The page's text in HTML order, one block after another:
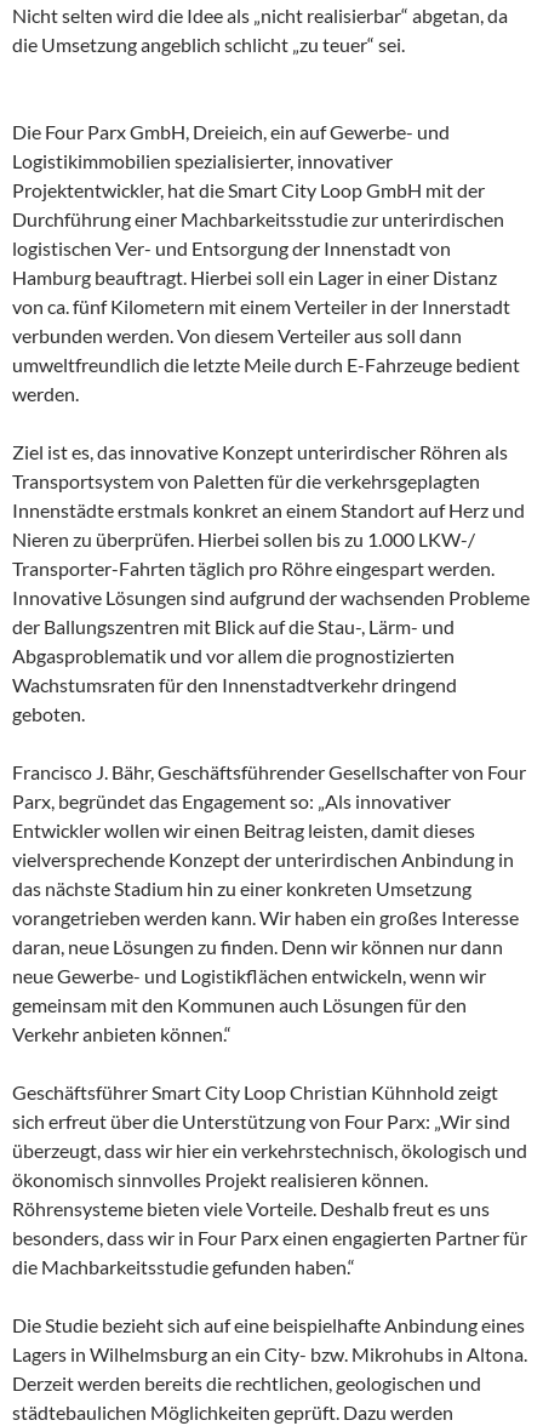
Nicht selten wird die Idee als „nicht realisierbar“ abgetan, da
die Umsetzung angeblich schlicht „zu teuer“ sei.
Die Four Parx GmbH, Dreieich, ein auf Gewerbe- und
Logistikimmobilien spezialisierter, innovativer
Projektentwickler, hat die Smart City Loop GmbH mit der
Durchführung einer Machbarkeitsstudie zur unterirdischen
logistischen Ver- und Entsorgung der Innenstadt von
Hamburg beauftragt. Hierbei soll ein Lager in einer Distanz
von ca. fünf Kilometern mit einem Verteiler in der Innerstadt
verbunden werden. Von diesem Verteiler aus soll dann
umweltfreundlich die letzte Meile durch E-Fahrzeuge bedient
werden.
Ziel ist es, das innovative Konzept unterirdischer Röhren als
Transportsystem von Paletten für die verkehrsgeplagten
Innenstädte erstmals konkret an einem Standort auf Herz und
Nieren zu überprüfen. Hierbei sollen bis zu 1.000 LKW-/
Transporter-Fahrten täglich pro Röhre eingespart werden.
Innovative Lösungen sind aufgrund der wachsenden Probleme
der Ballungszentren mit Blick auf die Stau-, Lärm- und
Abgasproblematik und vor allem die prognostizierten
Wachstumsraten für den Innenstadtverkehr dringend
geboten.
Francisco J. Bähr, Geschäftsführender Gesellschafter von Four
Parx, begründet das Engagement so: „Als innovativer
Entwickler wollen wir einen Beitrag leisten, damit dieses
vielversprechende Konzept der unterirdischen Anbindung in
das nächste Stadium hin zu einer konkreten Umsetzung
vorangetrieben werden kann. Wir haben ein großes Interesse
daran, neue Lösungen zu finden. Denn wir können nur dann
neue Gewerbe- und Logistikflächen entwickeln, wenn wir
gemeinsam mit den Kommunen auch Lösungen für den
Verkehr anbieten können.“
Geschäftsführer Smart City Loop Christian Kühnhold zeigt
sich erfreut über die Unterstützung von Four Parx: „Wir sind
überzeugt, dass wir hier ein verkehrstechnisch, ökologisch und
ökonomisch sinnvolles Projekt realisieren können.
Röhrensysteme bieten viele Vorteile. Deshalb freut es uns
besonders, dass wir in Four Parx einen engagierten Partner für
die Machbarkeitsstudie gefunden haben.“
Die Studie bezieht sich auf eine beispielhafte Anbindung eines
Lagers in Wilhelmsburg an ein City- bzw. Mikrohubs in Altona.
Derzeit werden bereits die rechtlichen, geologischen und
städtebaulichen Möglichkeiten geprüft. Dazu werden